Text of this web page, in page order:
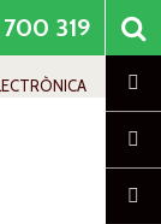
700 319